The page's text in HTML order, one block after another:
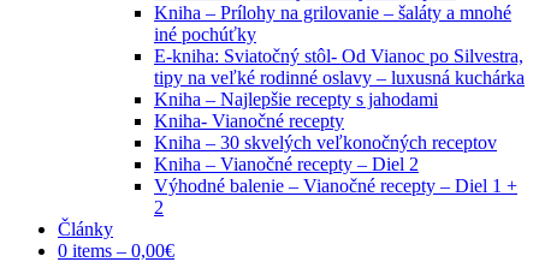
Kniha – Prílohy na grilovanie – šaláty a mnohé
iné pochúťky
E-kniha: Sviatočný stôl- Od Vianoc po Silvestra,
tipy na veľké rodinné oslavy – luxusná kuchárka
Kniha – Najlepšie recepty s jahodami
Kniha- Vianočné recepty
Kniha – 30 skvelých veľkonočných receptov
Kniha – Vianočné recepty – Diel 2
Výhodné balenie – Vianočné recepty – Diel 1 +
2
Články
0 items – 0,00€